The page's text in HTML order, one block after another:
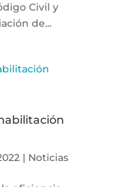
Civil y
de...
| Noticias